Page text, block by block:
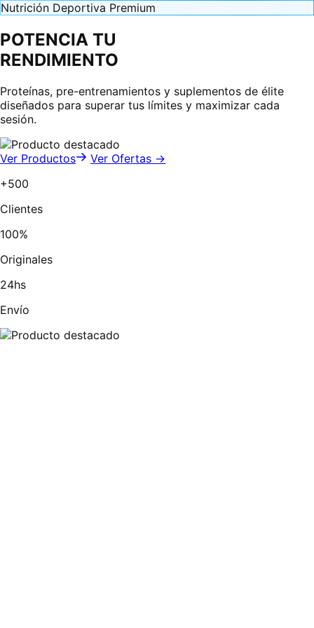
Nutrición Deportiva Premium
POTENCIA TU
RENDIMIENTO
Proteínas, pre-entrenamientos y suplementos de élite
diseñados para superar tus límites y maximizar cada
sesión.
Ver Productos
Ver Ofertas →
+500
Clientes
100%
Originales
24hs
Envío